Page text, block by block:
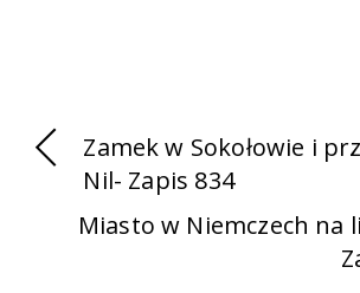
Zamek w Sokołowie i
Nil- Zapis 834
Miasto w Niemczech na